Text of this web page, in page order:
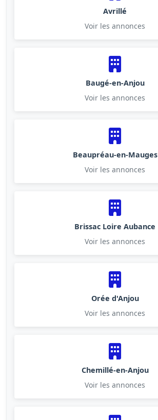
Avrillé
Voir les annonces
Baugé-en-Anjou
Voir les annonces
Beaupréau-en-Mauges
Voir les annonces
Brissac Loire Aubance
Voir les annonces
Orée d'Anjou
Voir les annonces
Chemillé-en-Anjou
Voir les annonces